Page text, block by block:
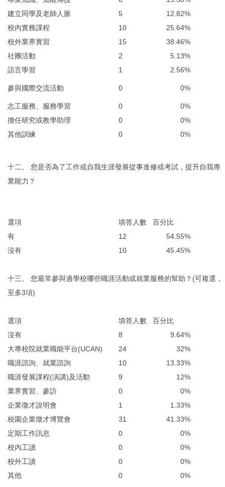
建立同學及老師人脈
5
12.82%
校內實務課程
10
25.64%
校外業界實習
15
38.46%
社團活動
2
5.13%
語言學習
1 2.56%
參與國際交流活動 0 0%
志工服務、服務學習 0
0%
擔任研究或教學助理
0
0%
其他訓練
0 0%
十二、 您是否為了工作或自我生涯發展從事進修或考試，提升自我專
業能力？
選項 填答人數
百分比
有
12
54.55%
沒有
10 45.45%
十三、 您最常參與過學校哪些職涯活動或就業服務的幫助？(可複選，
至多3項)
選項 填答人數
百分比
沒有
8
9.64%
大專校院就業職能平台(UCAN)
24
32%
職涯諮詢、就業諮詢
10
13.33%
職涯發展課程(演講)及活動
9
12%
業界實習、參訪
0
0%
企業徵才說明會
1
1.33%
校園企業徵才博覽會
31
41.33%
定期工作訊息
0
0%
校內工讀
0
0%
校外工讀
0
0%
其他
0 0%